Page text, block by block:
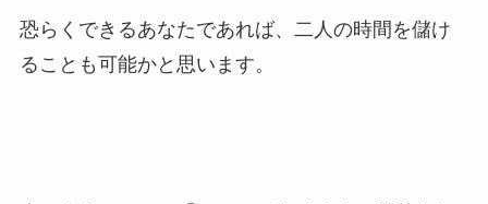
恐らくできるあなたであれば、二人の時間を儲け
ることも可能かと思います。